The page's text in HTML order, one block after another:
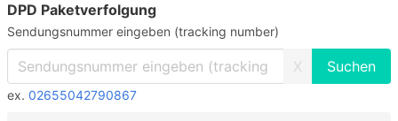
DPD Paketverfolgung
Sendungsnummer eingeben (tracking number)
X
ex. 02655042790867